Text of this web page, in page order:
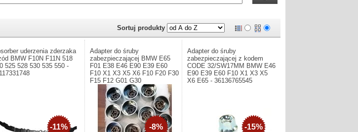
Sortuj produkty
uderzenia zderzaka
BMW F10N F11N 518
525 528 530 535 550 -
-11%
Adapter do śruby
zabezpieczającej BMW E65
F01 E38 E46 E90 E39 E60
F10 X1 X3 X5 X6 F10 F20 F30
F15 F12 G01 G30
-8%
Adapter do śruby
zabezpieczającej z kodem
CODE 32/SW17MM BMW E46
E90 E39 E60 F10 X1 X3 X5
X6 E65 - 36136765545
-15%